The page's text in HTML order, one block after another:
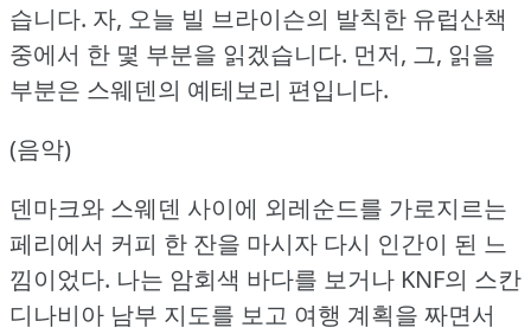
습니다. 자, 오늘 빌 브라이슨의 발칙한 유럽산책
중에서 한 몇 부분을 읽겠습니다. 먼저, 그, 읽을
부분은 스웨덴의 예테보리 편입니다.
(음악)
덴마크와 스웨덴 사이에 외레순드를 가로지르는
페리에서 커피 한 잔을 마시자 다시 인간이 된 느
낌이었다. 나는 암회색 바다를 보거나 KNF의 스칸
디나비아 남부 지도를 보고 여행 계획을 짜면서